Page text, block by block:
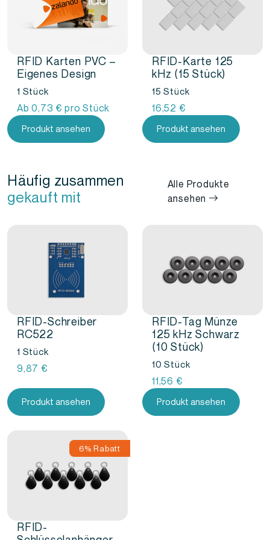
RFID Karten PVC –
Eigenes Design
1 Stück
Ab0,73 € pro Stück
Produkt ansehen
RFID-Karte 125
kHz (15 Stück)
15 Stück
16,52 €
Produkt ansehen
Häufig zusammen
gekauft mit
Alle Produkte
ansehen
RFID-Schreiber
RC522
1 Stück
9,87 €
Produkt ansehen
RFID-Tag Münze
125 kHz Schwarz
(10 Stück)
10 Stück
11,56 €
Produkt ansehen
6% Rabatt
RFID-